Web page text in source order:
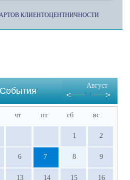
КЛИЕНТОЦЕНТНИЧНОСТИ
События
Август
чт пт сб вс
1 2
6 7 8 9
13 14 15 16